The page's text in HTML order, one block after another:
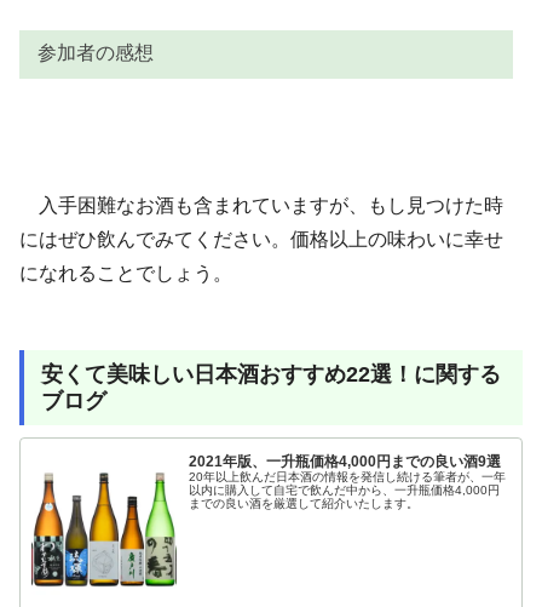
参加者の感想
H＆S
に1年通してないのが寂しい。
磯自慢フ
ァミリー
とも思えるような吟醸香が上品です。含むと、今まで
れそう。自分の好きな静岡吟醸の特徴とも言える日本
酒度からは想像もできないような、ほんのりと感じる
甘味が、このお酒の造りの確かさなのでしょうか。飲
み進んでいくと、微妙に低精白感を感じたがこのお酒
の良さを壊しているわけではない。
入手困難なお酒も含まれていますが、もし見つけた時
にはぜひ飲んでみてください。価格以上の味わいに幸せ
になれることでしょう。
安くて美味しい日本酒おすすめ22選！に関する
ブログ
2021年版、一升瓶価格4,000円までの良い酒9選
20年以上飲んだ日本酒の情報を発信し続ける筆者が、一年
以内に購入して自宅で飲んだ中から、一升瓶価格4,000円
までの良い酒を厳選して紹介いたします。